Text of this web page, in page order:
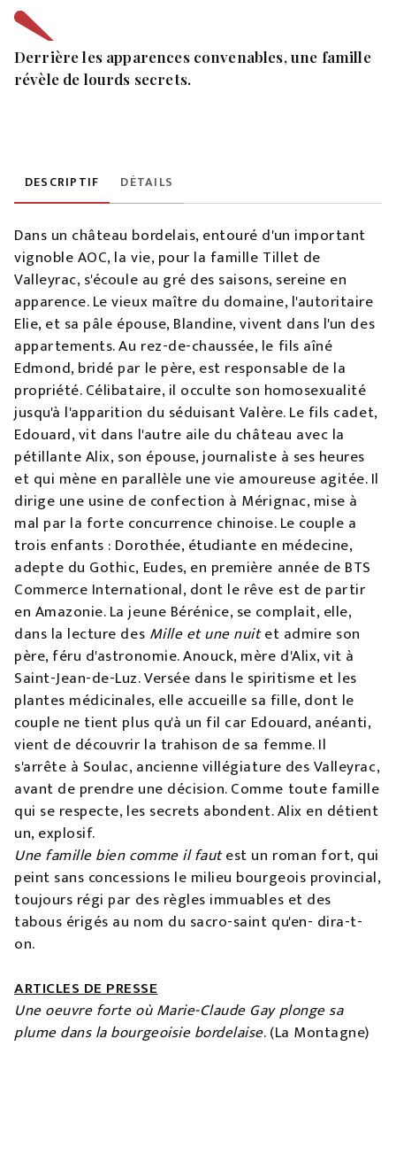
Derrière les apparences convenables, une famille
révèle de lourds secrets.
DESCRIPTIF DÉTAILS
Dans un château bordelais, entouré d'un important
vignoble AOC, la vie, pour la famille Tillet de
Valleyrac, s'écoule au gré des saisons, sereine en
apparence. Le vieux maître du domaine, l'autoritaire
Elie, et sa pâle épouse, Blandine, vivent dans l'un des
appartements. Au rez-de-chaussée, le fils aîné
Edmond, bridé par le père, est responsable de la
propriété. Célibataire, il occulte son homosexualité
jusqu'à l'apparition du séduisant Valère. Le fils cadet,
Edouard, vit dans l'autre aile du château avec la
pétillante Alix, son épouse, journaliste à ses heures
et qui mène en parallèle une vie amoureuse agitée. Il
dirige une usine de confection à Mérignac, mise à
mal par la forte concurrence chinoise. Le couple a
trois enfants : Dorothée, étudiante en médecine,
adepte du Gothic, Eudes, en première année de BTS
Commerce International, dont le rêve est de partir
en Amazonie. La jeune Bérénice, se complait, elle,
dans la lecture des Mille et une nuitet admire son
père, féru d'astronomie. Anouck, mère d'Alix, vit à
Saint-Jean-de-Luz. Versée dans le spiritisme et les
plantes médicinales, elle accueille sa fille, dont le
couple ne tient plus qu'à un fil car Edouard, anéanti,
vient de découvrir la trahison de sa femme. Il
s'arrête à Soulac, ancienne villégiature des Valleyrac,
avant de prendre une décision. Comme toute famille
qui se respecte, les secrets abondent. Alix en détient
un, explosif.
Une famille bien comme il fautest un roman fort, qui
peint sans concessions le milieu bourgeois provincial,
toujours régi par des règles immuables et des
tabous érigés au nom du sacro-saint qu'en- dira-t-
on.
ARTICLES DE PRESSE
Une oeuvre forte où Marie-Claude Gay plonge sa
plume dans la bourgeoisie bordelaise. (La Montagne)